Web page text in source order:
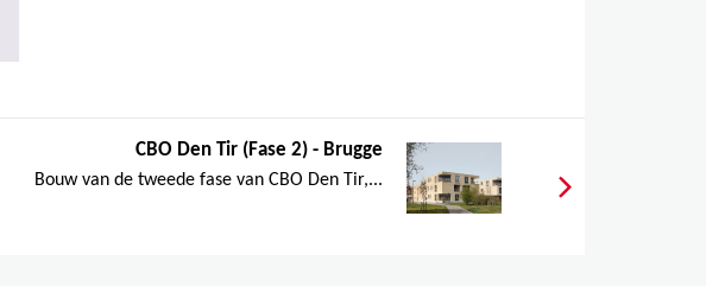
CBO Den Tir (Fase 2) - Brugge
Bouw van de tweede fase van CBO Den Tir,...